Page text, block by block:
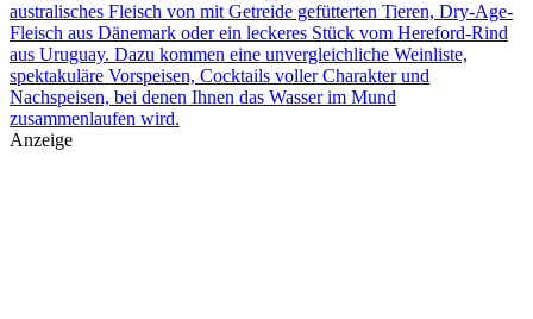
australisches Fleisch von mit Getreide gefütterten Tieren, Dry-Age-
Fleisch aus Dänemark oder ein leckeres Stück vom Hereford-Rind
aus Uruguay. Dazu kommen eine unvergleichliche Weinliste,
spektakuläre Vorspeisen, Cocktails voller Charakter und
Nachspeisen, bei denen Ihnen das Wasser im Mund
zusammenlaufen wird.
Anzeige